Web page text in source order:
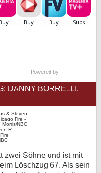
Powered by
DANNY BORRELLI,
R.
zwei Söhne und ist mit
Löschzug 67. Als sein
Einstellungen
Ansicht